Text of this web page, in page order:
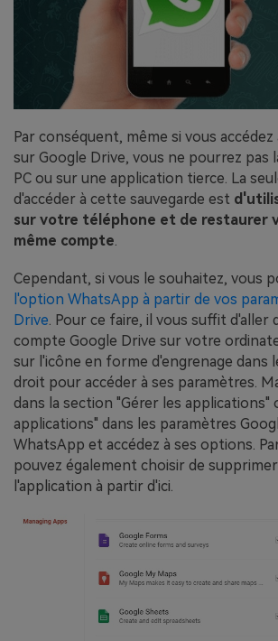
Par conséquent, même si vous accédez
sur Google Drive, vous ne pourrez pas
PC ou sur une application tierce. La
d'accéder à cette sauvegarde est
sur votre téléphone et de restaurer
même compte
Cependant, si vous le souhaitez, vous
l'option WhatsApp à partir de vos
Drive. Pour ce faire, il vous suffit d'aller
compte Google Drive sur votre
sur l'icône en forme d'engrenage dans
droit pour accéder à ses paramètres.
dans la section "Gérer les applications"
applications" dans les paramètres
WhatsApp et accédez à ses options.
pouvez également choisir de
l'application à partir d'ici.